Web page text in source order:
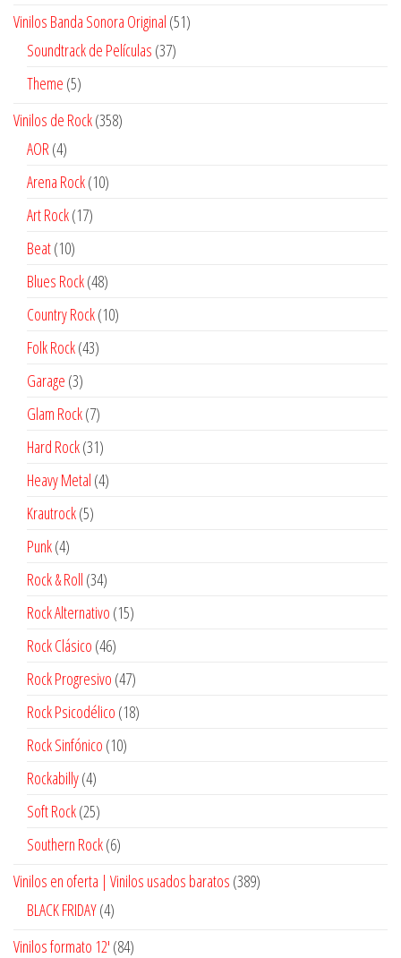
Vinilos Banda Sonora Original 5151
Soundtrack de Películas 3737
Theme 55
Vinilos de Rock 358358
AOR 44
productos
Arena Rock 1010
Art Rock 1717
Beat 1010
productos
Blues Rock 4848
productos
Country Rock 1010
Folk Rock 4343
Garage 33
productos
Glam Rock 77
productos
Hard Rock 3131
productos
Heavy Metal 44
Krautrock 55
Punk 44
productos
Rock & Roll 3434
productos
Rock Alternativo 1515
Rock Clásico 4646
productos
Rock Progresivo 4747
productos
Rock Psicodélico 1818
Rock Sinfónico 1010
Rockabilly 44
productos
Soft Rock 2525
productos
Southern Rock 66
Vinilos en oferta | Vinilos usados baratos 389389
BLACK FRIDAY 44
Vinilos formato 12' 8484